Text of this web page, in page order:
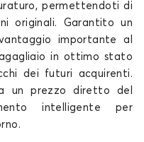
permettendoti di
originali. Garantito un
importante al
in ottimo stato
dei futuri acquirenti.
un prezzo diretto del
intelligente per